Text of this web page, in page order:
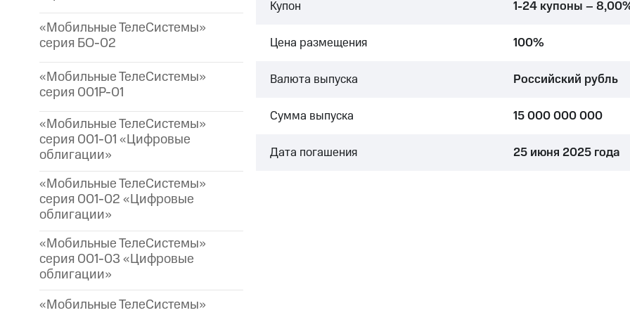
«Мобильные ТелеСистемы»
серия БО-02
«Мобильные ТелеСистемы»
серия 001P-01
«Мобильные ТелеСистемы»
серия 001-01 «Цифровые
облигации»
«Мобильные ТелеСистемы»
серия 001-02 «Цифровые
облигации»
«Мобильные ТелеСистемы»
серия 001-03 «Цифровые
облигации»
«Мобильные ТелеСистемы»
Купон 1-24 купоны –
Цена размещения 100%
Валюта выпуска Российский рубль
Сумма выпуска 15 000 000 000
Дата погашения 25 июня 2025 года